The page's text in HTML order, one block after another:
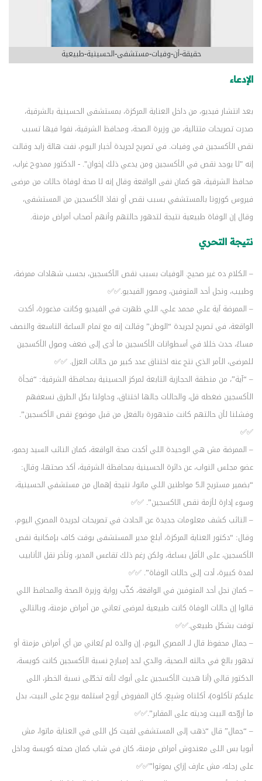
حقيقة-أن-وفيات-مستشفى-الحسينية-طبيعية
الإدعاء
بعد انتشار فيديو، من داخل العناية المركزة، بمستشفى الحسينية بالشرقية،
صدرت تصريحات متتالية، من وزيرة الصحة، ومحافظ الشرقية، نفوا فيها تسبب
نقص الأكسجين في وفيات. في تصريح لجريدة أخبار اليوم، نفت هالة زايد وقالت
إنه "لا يوجد نقص في الأكسجين ومن يدعي ذلك إخوان". - الدكتور ممدوح غراب،
محافظ الشرقية، هو كمان نفى الواقعة وقال إنه لا صحة لوفاة حالات من مرضى
فيروس كورونا بالمستشفي بسبب نقص أو نفاذ الأكسجين من المستشفى،
وقال إن الوفاة طبيعية نتيجة لتدهور حالتهم وأنهم أصحاب أمراض مزمنة.
نتيجة التحري
– الكلام ده غير صحيح. الوفيات بسبب نقص الأكسجين، بحسب شهادات ممرضة،
وطبيب، ونجل أحد المتوفين، ومصور الفيديو.✅✅
– الممرضة آية علي محمد علي، اللي ظهرت في الفيديو وكانت مذعورة، أكدت
الواقعة، في تصريح لجريدة “الوطن” وقالت إنه مع تمام الساعة التاسعة والنصف
مساءً، حدث خللا في أسطوانات الأكسجين ما أدى إلى ضعف وصول الأكسجين
للمرضى، الأمر الذي نتج عنه اختناق عدد كبير من حالات العزل. ✅✅
– “آية”، من منطقة الحجازية التابعة لمركز الحسينية بمحافظة الشرقية: “فجأة
الأكسجين ضغطه قل، والحالات جالها اختناق، وحاولنا بكل الطرق نسعفهم
وفشلنا لأن حالتهم كانت متدهورة بالفعل من قبل موضوع نقص الأكسجين”.
✅✅
– الممرضة مش هي الوحيدة اللي أكدت صحة الواقعة، كمان النائب السيد رحمو،
عضو مجلس النواب، عن دائرة الحسينية بمحافظة الشرقية، أكد صحتها، وقال:
“بضمير مستريح الـ5 مواطنين اللي ماتوا، نتيجة إهمال من مستشفي الحسينية،
وسوء إدارة لأزمة نقص الاكسجين”. ✅✅
– النائب كشف معلومات جديدة عن الحادث في تصريحات لجريدة المصري اليوم،
وقال: “دكتور العناية المركزة، أبلغ مدير المستشفى بوقت كاف بإمكانية نقص
الأكسجين، على الأقل بساعة، ولكن رغم ذلك تقاعس المدير، وتأخر نقل الأنابيب
لمدة كبيرة، أدت إلى حالات الوفاة”. ✅✅
– كمان نجل أحد المتوفين في الواقعة، كذّب رواية وزيرة الصحة والمحافظ اللي
قالوا إن حالات الوفاة كانت طبيعية لمرضى تعاني من أمراض مزمنة، وبالتالي
توفت بشكل طبيعي.✅✅
– جمال محفوظ قال لـ المصري اليوم، إن والده لم يُعاني من أي أمراض مزمنة أو
تدهور بالغ في حالته الصحية، والدي لحد إمبارح نسبة الأكسجين كانت كويسة،
الدكتور قالي (أنا هديت الأكسجين على أبوك لأنه تخطّى نسبة الخطر، اللى
عليكم تأكلوه)، أكلناه وشبِع، كان المفروض أروح استلمه يروح على البيت، بدل
ما أروّحه البيت وديته على المقابر”.✅✅
– “جمال” قال “ذهب إلى المستشفى لقيت كل اللى في العناية ماتوا، مش
أبويا بس اللى معندوش أمراض مزمنة، كان في شاب كمان صحته كويسة وداخل
على رجله، مش عارف إزاي يموتوا”✅✅